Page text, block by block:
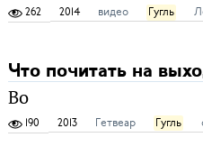
262 2014 видео Гугль
Что почитать на
Во
190 2013 Гетвеар Гугль